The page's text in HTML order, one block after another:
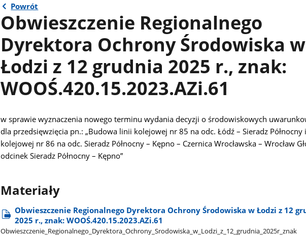
Powrót
Obwieszczenie Regionalnego
Dyrektora Ochrony Środowiska w
Łodzi z 12 grudnia 2025 r., znak:
WOOŚ.420.15.2023.AZi.61
w sprawie wyznaczenia nowego terminu wydania decyzji o środowiskowych
dla przedsięwzięcia pn.: „Budowa linii kolejowej nr 85 na odc. Łódź – Sieradz Północny
kolejowej nr 86 na odc. Sieradz Północny – Kępno – Czernica Wrocławska – Wrocław
odcinek Sieradz Północny – Kępno”
Materiały
Obwieszczenie Regionalnego Dyrektora Ochrony Środowiska w Łodzi z 12
2025 r., znak: WOOŚ.420.15.2023.AZi.61
Obwieszczenie​_Regionalnego​_Dyrektora​_Ochrony​_Srodowiska​_w​_Lodzi​_z​_12​_grudnia​_2025r​_znak​